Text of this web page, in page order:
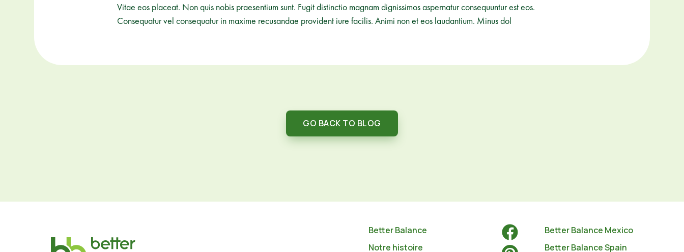
Vitae eos placeat. Non quis nobis praesentium sunt. Fugit distinctio magnam dignissimos aspernatur consequuntur est eos.
Consequatur vel consequatur in maxime recusandae provident iure facilis. Animi non et eos laudantium. Minus dol
GO BACK TO BLOG
Better Balance
Notre histoire
Better Balance Mexico
Better Balance Spain